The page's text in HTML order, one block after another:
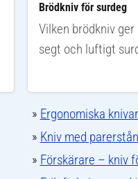
Brödkniv för surdeg
Vilken brödkniv
segt och luftigt
» Ergonomiska knivar
» Kniv med
» Förskärare – kniv